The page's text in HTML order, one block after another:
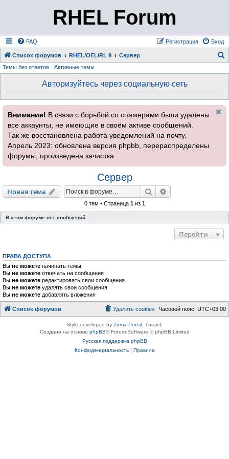
RHEL Forum
FAQ Вход
Регистрация
Список форумов RHEL/OEL/RL 9 Сервер
Темы без ответов Активные темы
Авторизуйтесь через социальную сеть
Внимание! В связи с борьбой со спамерами были удалены
все аккаунты, не имеющие в своём активе сообщений.
Так же восстановлена работа уведомлений на почту.
Апрель 2023: обновлена версия phpbb, перераспределены
форумы, произведена зачистка.
Сервер
Новая тема Поиск
0 тем • Страница 1из 1
В этом форуме нет сообщений.
Перейти
ПРАВА ДОСТУПА
Вы не можете начинать темы
Вы не можете отвечать на сообщения
Вы не можете редактировать свои сообщения
Вы не можете удалять свои сообщения
Вы не можете добавлять вложения
Список форумов Часовой пояс: UTC+03:00
Удалить cookies
Style developed by Zuma Portal , Turaiel,
Создано на основе phpBB® Forum Software © phpBB Limited
Русская поддержка phpBB
Конфиденциальность| Правила